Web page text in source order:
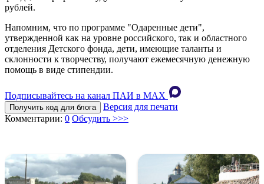
рублей.
Напомним, что по программе "Одаренные дети",
утвержденной как на уровне российского, так и областного
отделения Детского фонда, дети, имеющие таланты и
склонности к творчеству, получают ежемесячную денежную
помощь в виде стипендии.
Подписывайтесь на канал ПАИ в MAХ
Получить код для блога
Версия для печати
Комментарии: 0 Обсудить >>>